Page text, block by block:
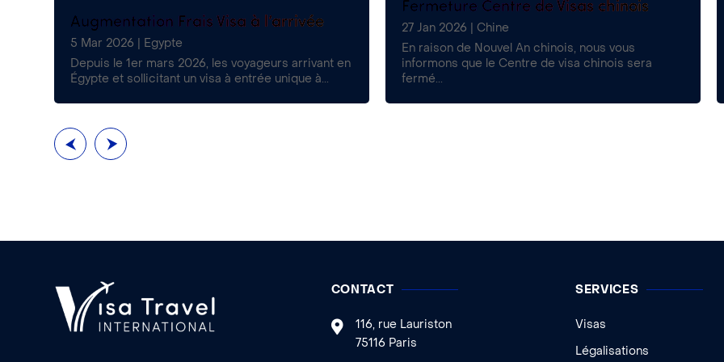
Augmentation Frais Visa à l’arrivée
5 Mar 2026
Egypte
Depuis le 1er mars 2026, les voyageurs arrivant en
Égypte et sollicitant un visa à entrée unique à...
Fermeture Centre de Visas chinois
27 Jan 2026
Chine
En raison de Nouvel An chinois, nous vous
informons que le Centre de visa chinois sera
fermé...
CONTACT
116, rue Lauriston
75116 Paris
SERVICES
Visas
Légalisations